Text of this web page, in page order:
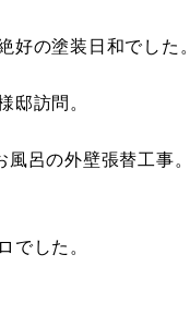
好の塗装日和でした。
邸訪問。
呂の外壁張替工事。
でした。